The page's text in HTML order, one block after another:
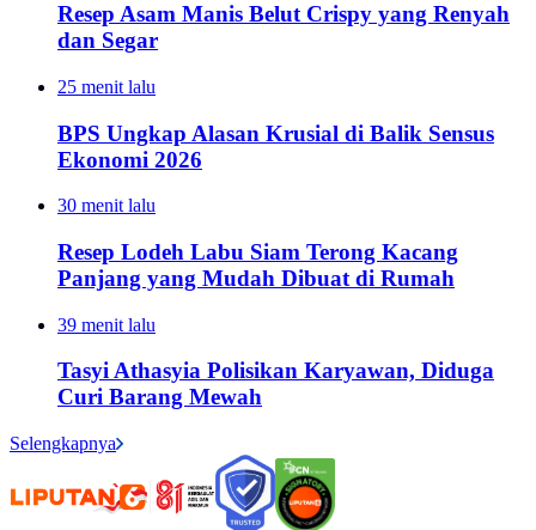
Resep Asam Manis Belut Crispy yang Renyah
dan Segar
25 menit lalu
BPS Ungkap Alasan Krusial di Balik Sensus
Ekonomi 2026
30 menit lalu
Resep Lodeh Labu Siam Terong Kacang
Panjang yang Mudah Dibuat di Rumah
39 menit lalu
Tasyi Athasyia Polisikan Karyawan, Diduga
Curi Barang Mewah
Selengkapnya